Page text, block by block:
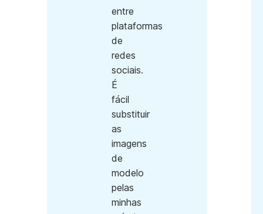
entre
plataformas
de
redes
sociais.
É
fácil
substituir
as
imagens
de
modelo
pelas
minhas